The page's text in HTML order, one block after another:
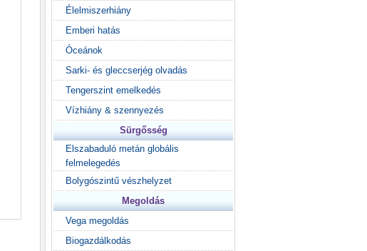
Élelmiszerhiány
Emberi hatás
Óceánok
Sarki- és gleccserjég olvadás
Tengerszint emelkedés
Vízhiány & szennyezés
Sürgősség
Elszabaduló metán globális
felmelegedés
Bolygószintű vészhelyzet
Megoldás
Vega megoldás
Biogazdálkodás